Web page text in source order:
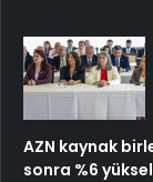
AZN kaynak
sonra %6